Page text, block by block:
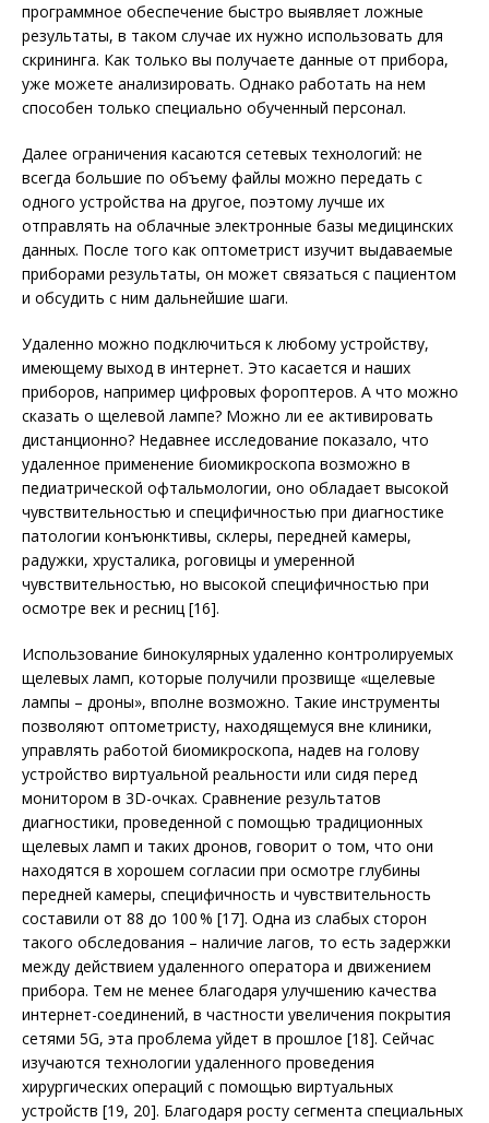
программное обеспечение быстро выявляет ложные
результаты, в таком случае их нужно использовать для
скрининга. Как только вы получаете данные от прибора,
уже можете анализировать. Однако работать на нем
способен только специально обученный персонал.
Далее ограничения касаются сетевых технологий: не
всегда большие по объему файлы можно передать с
одного устройства на другое, поэтому лучше их
отправлять на облачные электронные базы медицинских
данных. После того как оптометрист изучит выдаваемые
приборами результаты, он может связаться с пациентом
и обсудить с ним дальнейшие шаги.
Удаленно можно подключиться к любому устройству,
имеющему выход в интернет. Это касается и наших
приборов, например цифровых фороптеров. А что можно
сказать о щелевой лампе? Можно ли ее активировать
дистанционно? Недавнее исследование показало, что
удаленное применение биомикроскопа возможно в
педиатрической офтальмологии, оно обладает высокой
чувствительностью и специфичностью при диагностике
патологии конъюнктивы, склеры, передней камеры,
радужки, хрусталика, роговицы и умеренной
чувствительностью, но высокой специфичностью при
осмотре век и ресниц [16].
Использование бинокулярных удаленно контролируемых
щелевых ламп, которые получили прозвище «щелевые
лампы – дроны», вполне возможно. Такие инструменты
позволяют оптометристу, находящемуся вне клиники,
управлять работой биомикроскопа, надев на голову
устройство виртуальной реальности или сидя перед
монитором в 3D-очках. Сравнение результатов
диагностики, проведенной с помощью традиционных
щелевых ламп и таких дронов, говорит о том, что они
находятся в хорошем согласии при осмотре глубины
передней камеры, специфичность и чувствительность
составили от 88 до 100 % [17]. Одна из слабых сторон
такого обследования – наличие лагов, то есть задержки
между действием удаленного оператора и движением
прибора. Тем не менее благодаря улучшению качества
интернет-сое­динений, в частности увеличения покрытия
сетями 5G, эта проблема уйдет в прошлое [18]. Сейчас
изучаются технологии удаленного проведения
хирургических операций с помощью виртуальных
устройств [19, 20]. Благодаря росту сегмента специальных